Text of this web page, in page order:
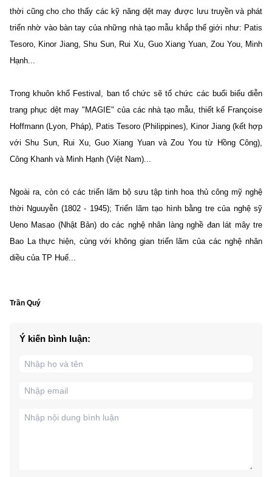
thời cũng cho cho thấy các kỹ năng dệt may được lưu truyền và phát
triển nhờ vào bàn tay của những nhà tạo mẫu khắp thế giới như: Patis
Tesoro, Kinor Jiang, Shu Sun, Rui Xu, Guo Xiang Yuan, Zou You, Minh
Hạnh...
Trong khuôn khổ Festival, ban tổ chức sẽ tổ chức các buổi biểu diễn
trang phục dệt may "MAGIE" của các nhà tạo mẫu, thiết kế Françoise
Hoffmann (Lyon, Pháp), Patis Tesoro (Philippines), Kinor Jiang (kết hợp
với Shu Sun, Rui Xu, Guo Xiang Yuan và Zou You từ Hồng Công),
Công Khanh và Minh Hạnh (Việt Nam)...
Ngoài ra, còn có các triển lãm bộ sưu tập tinh hoa thủ công mỹ nghệ
thời Nguuyễn (1802 - 1945); Triển lãm tạo hình bằng tre của nghệ sỹ
Ueno Masao (Nhật Bản) do các nghệ nhân làng nghề đan lát mây tre
Bao La thực hiện, cùng với không gian triển lãm của các nghệ nhân
diều của TP Huế...
Trần Quý
Ý kiến bình luận: